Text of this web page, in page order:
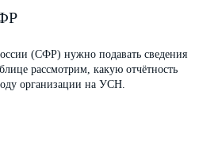
(СФР) нужно подавать сведения
рассмотрим, какую отчётность
организации на УСН.